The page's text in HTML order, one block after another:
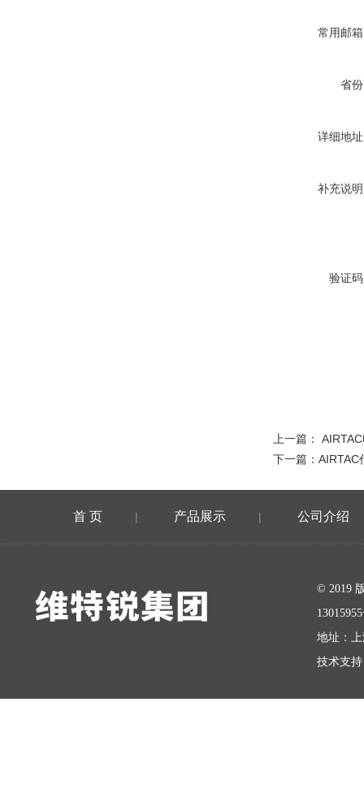
常用邮
省
详细地
补充说
验证
上一篇：
下一篇： AIRTAC
首 页 | 产品展示 | 公司介绍
© 2019
地址：
技术支